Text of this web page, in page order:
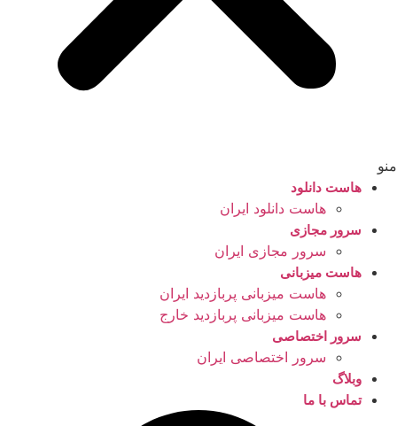
منو
هاست دانلود
هاست دانلود ایران
سرور مجازی
سرور مجازی ایران
هاست میزبانی
هاست میزبانی پربازدید ایران
هاست میزبانی پربازدید خارج
سرور اختصاصی
سرور اختصاصی ایران
وبلاگ
تماس با ما